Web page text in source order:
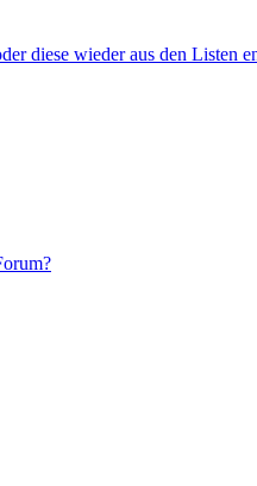
diese wieder aus den Listen